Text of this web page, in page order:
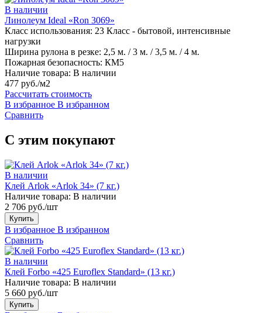
В наличии
Линолеум Ideal «Ron 3069»
Класс использования: 23 Класс - бытовой, интенсивные
нагрузки
Ширина рулона в резке: 2,5 м. / 3 м. / 3,5 м. / 4 м.
Пожарная безопасность: КМ5
Наличие товара: В наличии
477 руб./м2
Рассчитать стоимость
В избранное В избранном
Сравнить
С этим покупают
В наличии
Клей Arlok «Arlok 34» (7 кг.)
Наличие товара: В наличии
2 706 руб./шт
Купить
В избранное В избранном
Сравнить
В наличии
Клей Forbo «425 Euroflex Standard» (13 кг.)
Наличие товара: В наличии
5 660 руб./шт
Купить